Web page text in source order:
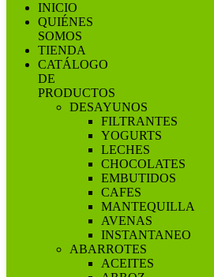
INICIO
QUIÉNES
SOMOS
TIENDA
CATÁLOGO
DE
PRODUCTOS
DESAYUNOS
FILTRANTES
YOGURTS
LECHES
CHOCOLATES
EMBUTIDOS
CAFES
MANTEQUILLA
AVENAS
INSTANTANEO
ABARROTES
ACEITES